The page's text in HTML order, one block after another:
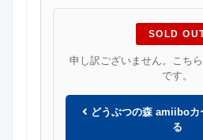
SOLD
申し訳ございません。こち
です。
どうぶつの森 amiiboカ
る